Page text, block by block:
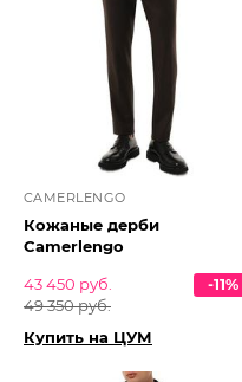
CAMERLENGO
Кожаные дерби
Camerlengo
43 450 руб.
49 350 руб.
-11%
Купить на ЦУМ